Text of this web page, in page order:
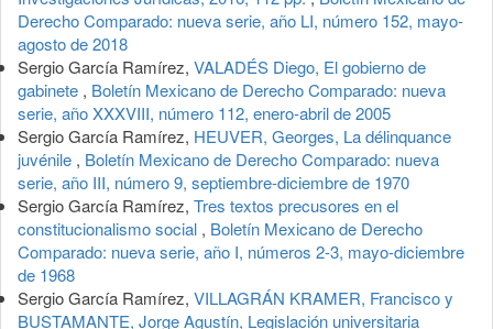
Derecho Comparado: nueva serie, año LI, número 152, mayo-
agosto de 2018
Sergio García Ramírez, VALADÉS Diego, El gobierno de
gabinete , Boletín Mexicano de Derecho Comparado: nueva
serie, año XXXVIII, número 112, enero-abril de 2005
Sergio García Ramírez, HEUVER, Georges, La délinquance
juvénile , Boletín Mexicano de Derecho Comparado: nueva
serie, año III, número 9, septiembre-diciembre de 1970
Sergio García Ramírez, Tres textos precusores en el
constitucionalismo social , Boletín Mexicano de Derecho
Comparado: nueva serie, año I, números 2-3, mayo-diciembre
de 1968
Sergio García Ramírez, VILLAGRÁN KRAMER, Francisco y
BUSTAMANTE, Jorge Agustín, Legislación universitaria